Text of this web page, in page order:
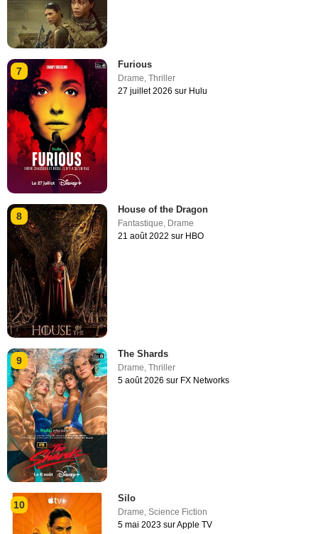
7
Furious
Drame,Thriller
27 juillet 2026 sur Hulu
8
House of the Dragon
Fantastique Drame
21 août 2022 sur HBO
9
The Shards
Drame,Thriller
5 août 2026 sur FX Networks
10
Silo
Drame,Science Fiction
5 mai 2023 sur Apple TV